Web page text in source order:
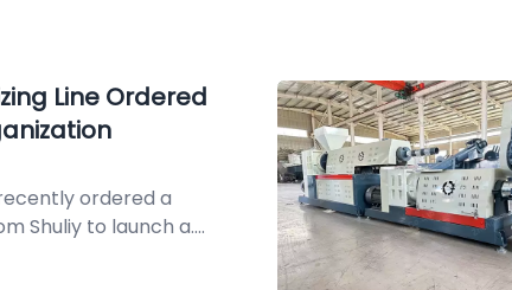
Line Ordered
ordered a
Shuliy to launch a....